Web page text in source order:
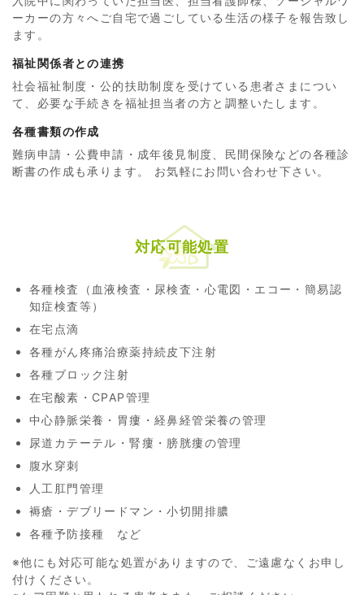
ーカーの方々へご自宅で過ごしている生活の様子を報告致し
ます。
福祉関係者との連携
社会福祉制度・公的扶助制度を受けている患者さまについ
て、必要な手続きを福祉担当者の方と調整いたします。
各種書類の作成
難病申請・公費申請・成年後見制度、民間保険などの各種診
断書の作成も承ります。 お気軽にお問い合わせ下さい。
対応可能処置
各種検査（血液検査・尿検査・心電図・エコー・簡易認
知症検査等）
在宅点滴
各種がん疼痛治療薬持続皮下注射
各種ブロック注射
在宅酸素・CPAP管理
中心静脈栄養・胃瘻・経鼻経管栄養の管理
尿道カテーテル・腎瘻・膀胱瘻の管理
腹水穿刺
人工肛門管理
褥瘡・デブリードマン・小切開排膿
各種予防接種 など
※他にも対応可能な処置がありますので、ご遠慮なくお申し
付けください。